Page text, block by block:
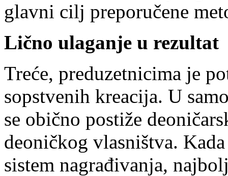
glavni cilj preporučene
Lično ulaganje u rezultat
Treće, preduzetnicima je
sopstvenih kre­acija. U
se obično postiže
deoničkog vlasništva.
sistem nagrađivanja,